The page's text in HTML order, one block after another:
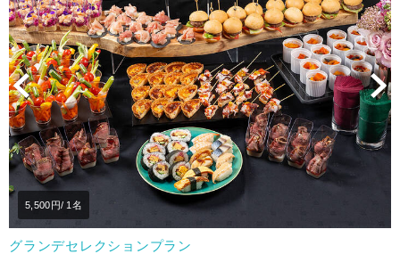
Previous
5,500円/ 1名
グランデセレクションプラン